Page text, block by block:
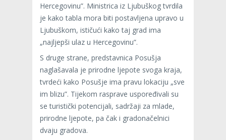
Hercegovinu”. Ministrica iz Ljubuškog tvrdila
je kako tabla mora biti postavljena upravo u
Ljubuškom, ističući kako taj grad ima
„najljepši ulaz u Hercegovinu”.
S druge strane, predstavnica Posušja
naglašavala je prirodne ljepote svoga kraja,
tvrdeći kako Posušje ima pravu lokaciju „sve
im blizu”. Tijekom rasprave uspoređivali su
se turistički potencijali, sadržaji za mlade,
prirodne ljepote, pa čak i gradonačelnici
dvaju gradova.